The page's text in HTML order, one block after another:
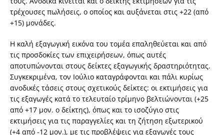
τρέχουσες πωλήσεις, ο οποίος και αυξάνεται στις +22 (από
+15) μονάδες.
Η καλή εξαγωγική εικόνα του τομέα επαληθεύεται και από
τις προσδοκίες των επιχειρήσεων, όπως αυτές
αποτυπώνονται στους δείκτες εξαγωγικής δραστηριότητας.
Συγκεκριμένα, τον Ιούλιο καταγράφονται και πάλι κυρίως
ανοδικές τάσεις στους σχετικούς δείκτες: οι εκτιμήσεις για
τις εξαγωγές κατά το τελευταίο τρίμηνο βελτιώνονται (+25
από +17 μον. ο δείκτης), όπως και το ισοζύγιο στις
εκτιμήσεις για τις παραγγελίες και τη ζήτηση εξωτερικού
(+4 από -12 μον.), με τις προβλέψεις για εξαγωγές τους